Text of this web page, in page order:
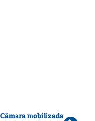
Câmara mobilizada